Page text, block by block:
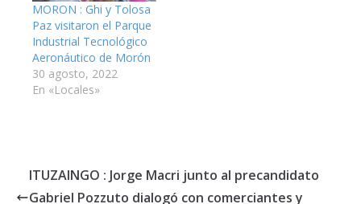
MORON : Ghi y Tolosa
Paz visitaron el Parque
Industrial Tecnológico
Aeronáutico de Morón
30 agosto, 2022
En «Locales»
ITUZAINGO : Jorge Macri junto al precandidato
Gabriel Pozzuto dialogó con comerciantes y